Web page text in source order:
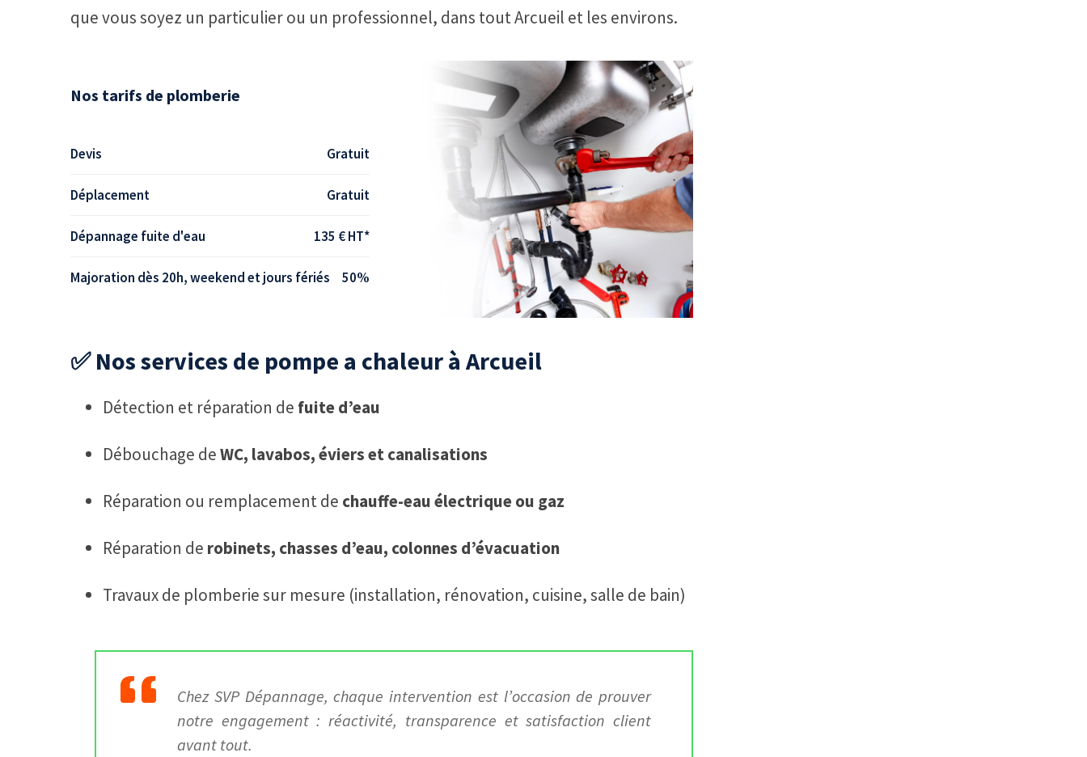
que vous soyez un particulier ou un professionnel, dans tout Arcueil et les environs.
Nos tarifs de plomberie
Devis Gratuit
Déplacement Gratuit
Dépannage fuite d'eau 135 € HT*
Majoration dès 20h, weekend et jours fériés 50%
✅ Nos services de pompe a chaleur à Arcueil
Détection et réparation de fuite d’eau
Débouchage deWC, lavabos, éviers et canalisations
Réparation ou remplacement de chauffe-eau électrique ou gaz
Réparation de robinets, chasses d’eau, colonnes d’évacuation
Travaux de plomberie sur mesure (installation, rénovation, cuisine, salle de bain)
Chez SVP Dépannage, chaque intervention est l’occasion de prouver
notre engagement : réactivité, transparence et satisfaction client
avant tout.